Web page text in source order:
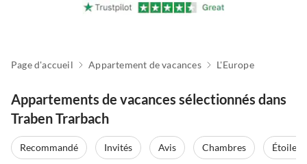
Page d'accueil Appartement de vacances L'Europe
Appartements de vacances sélectionnés dans
Traben Trarbach
Recommandé Invités Avis Chambres Étoiles